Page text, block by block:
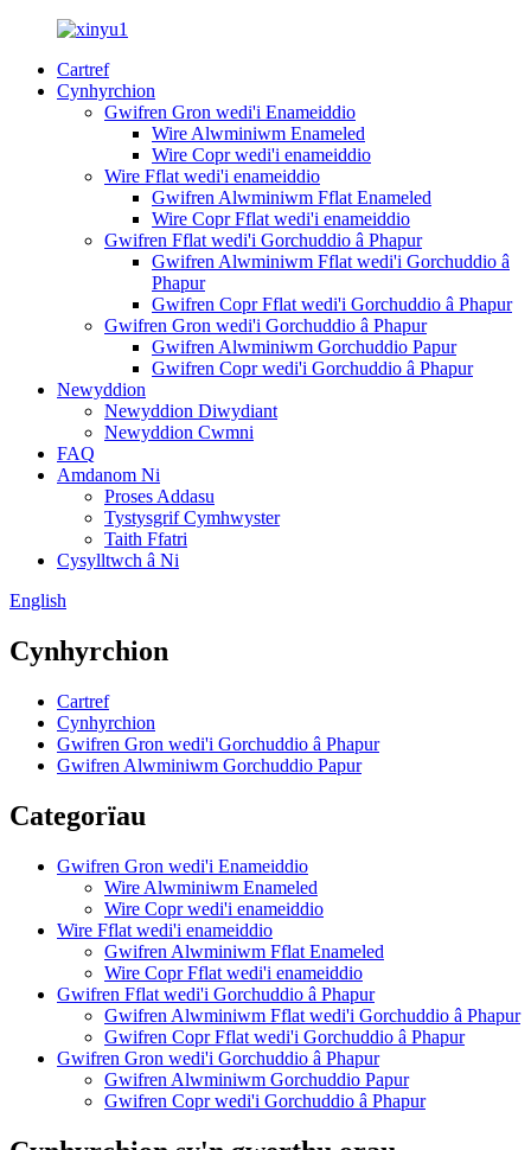
Cartref
Cynhyrchion
Gwifren Gron wedi'i Enameiddio
Wire Alwminiwm Enameled
Wire Copr wedi'i enameiddio
Wire Fflat wedi'i enameiddio
Gwifren Alwminiwm Fflat Enameled
Wire Copr Fflat wedi'i enameiddio
Gwifren Fflat wedi'i Gorchuddio â Phapur
Gwifren Alwminiwm Fflat wedi'i Gorchuddio â
Phapur
Gwifren Copr Fflat wedi'i Gorchuddio â Phapur
Gwifren Gron wedi'i Gorchuddio â Phapur
Gwifren Alwminiwm Gorchuddio Papur
Gwifren Copr wedi'i Gorchuddio â Phapur
Newyddion
Newyddion Diwydiant
Newyddion Cwmni
FAQ
Amdanom Ni
Proses Addasu
Tystysgrif Cymhwyster
Taith Ffatri
Cysylltwch â Ni
English
Cynhyrchion
Cartref
Cynhyrchion
Gwifren Gron wedi'i Gorchuddio â Phapur
Gwifren Alwminiwm Gorchuddio Papur
Categorïau
Gwifren Gron wedi'i Enameiddio
Wire Alwminiwm Enameled
Wire Copr wedi'i enameiddio
Wire Fflat wedi'i enameiddio
Gwifren Alwminiwm Fflat Enameled
Wire Copr Fflat wedi'i enameiddio
Gwifren Fflat wedi'i Gorchuddio â Phapur
Gwifren Alwminiwm Fflat wedi'i Gorchuddio â Phapur
Gwifren Copr Fflat wedi'i Gorchuddio â Phapur
Gwifren Gron wedi'i Gorchuddio â Phapur
Gwifren Alwminiwm Gorchuddio Papur
Gwifren Copr wedi'i Gorchuddio â Phapur